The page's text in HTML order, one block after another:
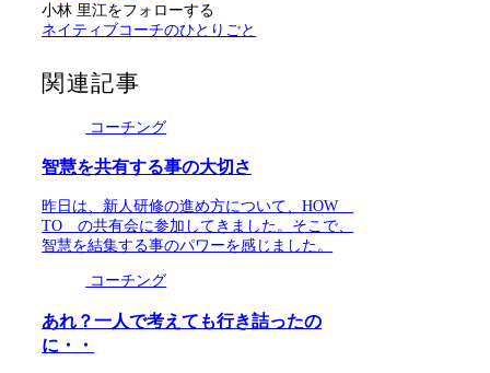
小林 里江をフォローする
ネイティブコーチのひとりごと
関連記事
コーチング
智慧を共有する事の大切さ
昨日は、新人研修の進め方について、HOW
TO の共有会に参加してきました。そこで、
智慧を結集する事のパワーを感じました。
コーチング
あれ？一人で考えても行き詰ったの
に・・